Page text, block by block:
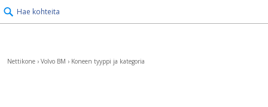
Hae kohteita
Nettikone › Volvo BM › Koneen tyyppi ja kategoria